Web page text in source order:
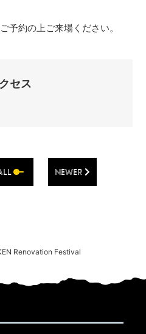
予約の上ご来場ください。
セス
NEWER
Renovation Festival